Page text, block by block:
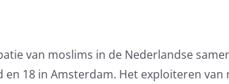
van moslims in de Nederlandse
18 in Amsterdam. Het exploiteren van